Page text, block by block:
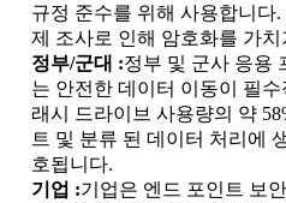
규정 준수를 위해 사용합니다
제 조사로 인해 암호화를 가치
정부/군대 :정부 및 군사 응용
는 안전한 데이터 이동이 필
래시 드라이브 사용량의 약
트 및 분류 된 데이터 처리에
호됩니다.
기업 :기업은 엔드 포인트 보